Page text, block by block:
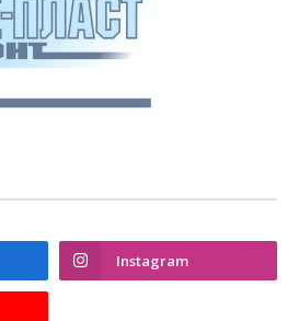
Instagram